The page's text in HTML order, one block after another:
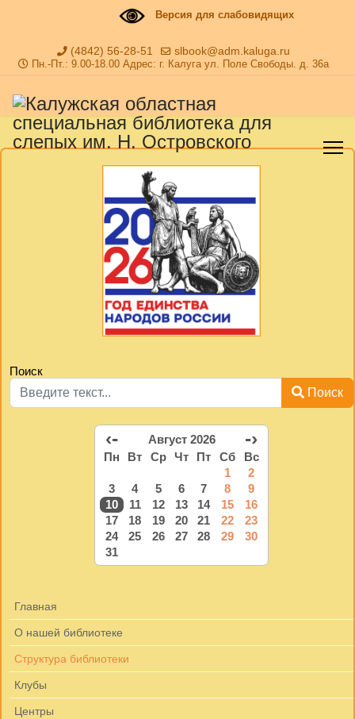
Версия для слабовидящих
(4842) 56-28-51 slbook@adm.kaluga.ru
Пн.-Пт.: 9.00-18.00 Адрес: г. Калуга ул. Поле Свободы. д. 36а
Поиск
Поиск
‹- Август 2026 -›
Пн Вт Ср Чт Пт Сб
Вс
1
2
3
4 5 6 7 8
9
10
11 12 13 14 15
16
17
18 19 20 21 22
23
24
25 26 27 28 29
30
31
Главная
О нашей библиотеке
Структура библиотеки
Клубы
Центры